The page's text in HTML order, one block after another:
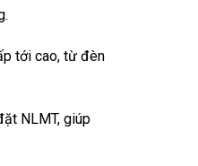
tới cao, từ đèn
NLMT, giúp